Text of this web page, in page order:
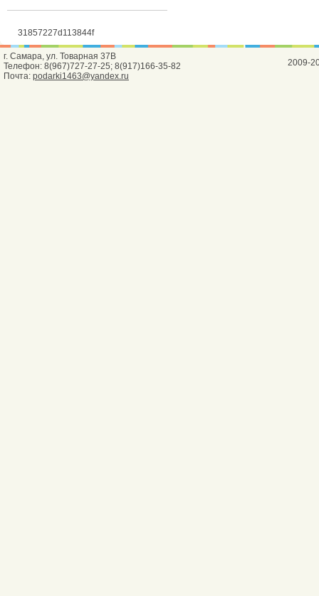
31857227d113844f
г. Самара, ул. Товарная 37В
Телефон: 8(967)727-27-25; 8(917)166-35-82
Почта: podarki1463@yandex.ru
2009-